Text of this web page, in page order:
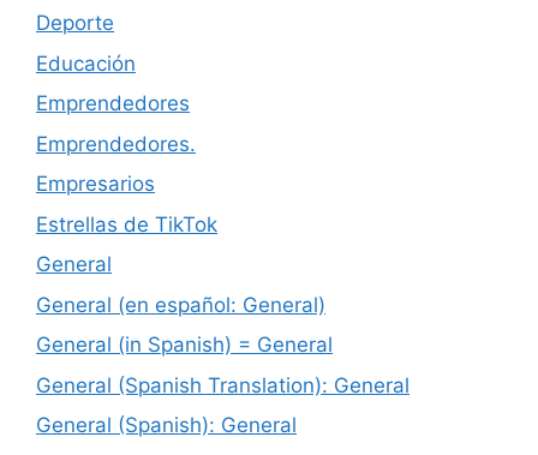
Deporte
Educación
Emprendedores
Emprendedores.
Empresarios
Estrellas de TikTok
General
General (en español: General)
General (in Spanish) = General
General (Spanish Translation): General
General (Spanish): General